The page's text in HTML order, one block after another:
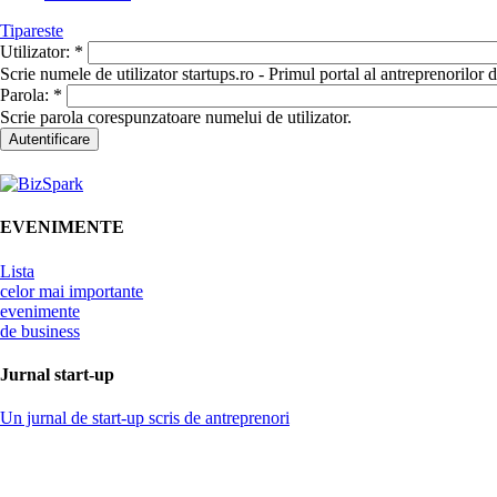
Tipareste
Utilizator: *
Scrie numele de utilizator startups.ro - Primul portal al antreprenorilor
Parola: *
Scrie parola corespunzatoare numelui de utilizator.
EVENIMENTE
Lista
celor mai importante
evenimente
de business
Jurnal start-up
Un jurnal de start-up scris de antreprenori